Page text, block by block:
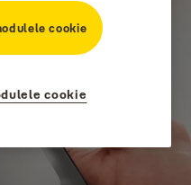
cookie
cookie